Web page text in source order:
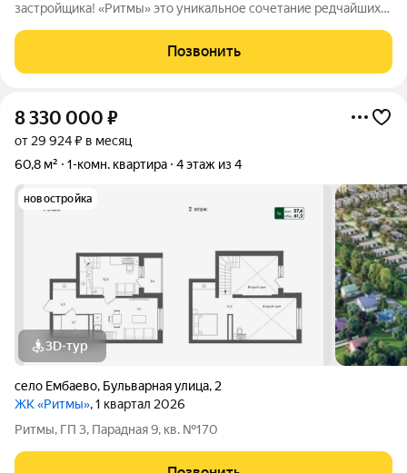
застройщика! «Ритмы» это уникальное сочетание редчайших
безупречного транспортного сообщения. В «Ритмах» не
придется жертвовать желанием
Позвонить
8 330 000 ₽
от 29 924 ₽ в месяц
60,8 м²
1-комн. квартира 4 этаж из 4
новостройка
3D-тур
село Ембаево, Бульварная улица, 2
ЖК «Ритмы», 1 квартал 2026
Ритмы, ГП 3, Парадная 9, кв. №170